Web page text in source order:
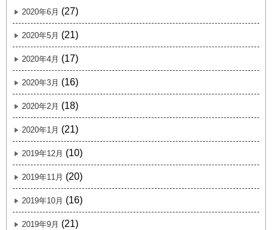
2020年6月 (27)
2020年5月 (21)
2020年4月 (17)
2020年3月 (16)
2020年2月 (18)
2020年1月 (21)
2019年12月 (10)
2019年11月 (20)
2019年10月 (16)
2019年9月 (21)